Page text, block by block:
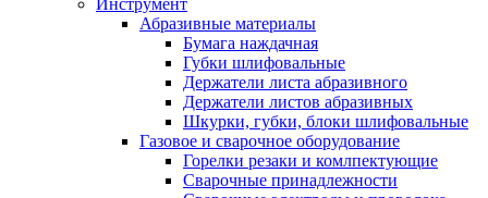
Инструмент
Абразивные материалы
Бумага наждачная
Губки шлифовальные
Держатели листа абразивного
Держатели листов абразивных
Шкурки, губки, блоки шлифовальные
Газовое и сварочное оборудование
Горелки резаки и комлпектующие
Сварочные принадлежности